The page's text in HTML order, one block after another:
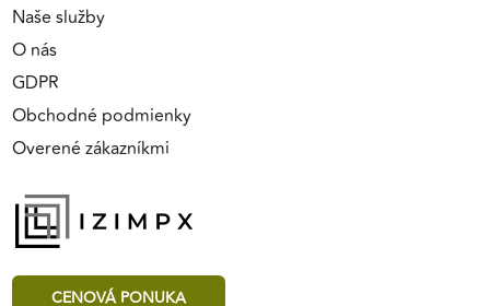
Naše služby
O nás
GDPR
Obchodné podmienky
Overené zákazníkmi
CENOVÁ PONUKA